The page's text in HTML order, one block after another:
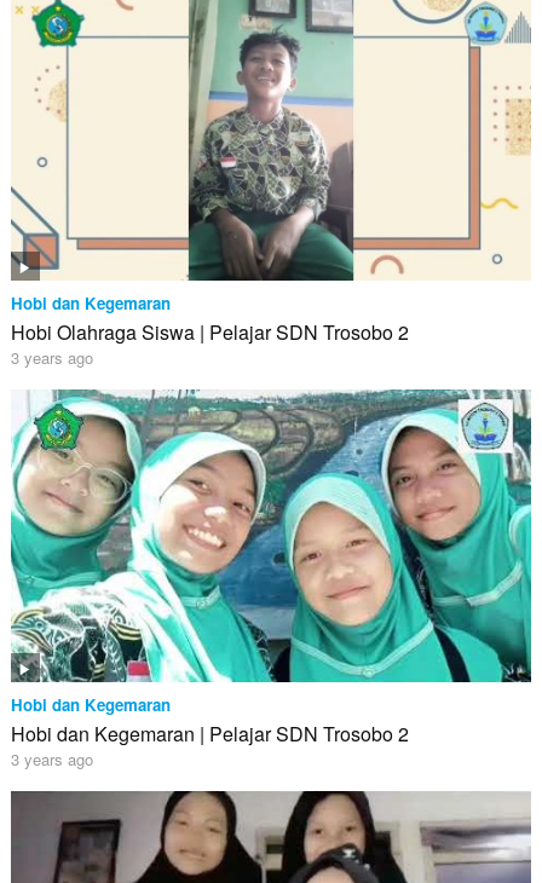
Hobi dan Kegemaran
Hobi Olahraga Siswa | Pelajar SDN Trosobo 2
3 years ago
Hobi dan Kegemaran
Hobi dan Kegemaran | Pelajar SDN Trosobo 2
3 years ago